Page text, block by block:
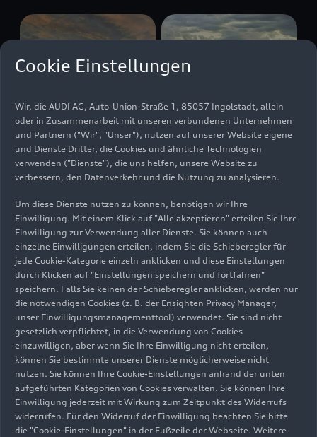
Design,
Performance und
14.10.2024 Foto
Audi SQ6
Sportbacke-tron /
Audi SQ6 SUV
e-tron
14.10.2024 Foto
Audi Q6
Sportbacke-tron
14.10.2024 Illustration
Audi Q6
14.10.2024 Illustration
Audi Q6
Cookie Einstellungen
Wir, die AUDI AG, Auto-Union-Straße 1, 85057 Ingolstadt, allein
oder in Zusammenarbeit mit unseren verbundenen Unternehmen
und Partnern ("Wir", "Unser"), nutzen auf unserer Website eigene
und Dienste Dritter, die Cookies und ähnliche Technologien
verwenden ("Dienste"), die uns helfen, unsere Website zu
verbessern, den Datenverkehr und die Nutzung zu analysieren.
Um diese Dienste nutzen zu können, benötigen wir Ihre
Einwilligung. Mit einem Klick auf "Alle akzeptieren" erteilen Sie Ihre
Einwilligung zur Verwendung aller Dienste. Sie können auch
einzelne Einwilligungen erteilen, indem Sie die Schieberegler für
jede Cookie-Kategorie einzeln anklicken und diese Einstellungen
durch Klicken auf "Einstellungen speichern und fortfahren"
speichern. Falls Sie keinen der Schieberegler anklicken, werden nur
die notwendigen Cookies (z. B. der Ensighten Privacy Manager,
unser Einwilligungsmanagementtool) verwendet. Sie sind nicht
gesetzlich verpflichtet, in die Verwendung von Cookies
einzuwilligen, aber wenn Sie Ihre Einwilligung nicht erteilen,
können Sie bestimmte unserer Dienste möglicherweise nicht
nutzen. Sie können Ihre Cookie-Einstellungen anhand der unten
aufgeführten Kategorien von Cookies verwalten. Sie können Ihre
Einwilligung jederzeit mit Wirkung zum Zeitpunkt des Widerrufs
widerrufen. Für den Widerruf der Einwilligung beachten Sie bitte
die "Cookie-Einstellungen" in der Fußzeile der Webseite. Weitere